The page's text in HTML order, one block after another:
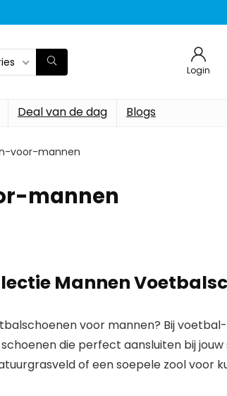
Login
Deal van de dag Blogs
voor-mannen
mannen
Mannen
voor mannen? Bij
die perfect aansluiten bij
of een soepele zool voor